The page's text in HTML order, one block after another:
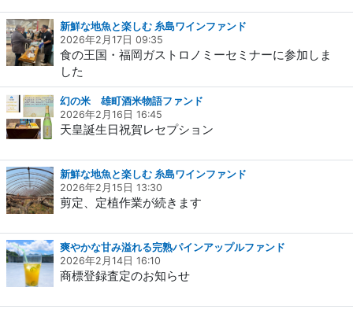
新鮮な地魚と楽しむ 糸島ワインファンド
2026年2月17日 09:35
食の王国・福岡ガストロノミーセミナーに参加しま
した
幻の米 雄町酒米物語ファンド
2026年2月16日 16:45
天皇誕生日祝賀レセプション
新鮮な地魚と楽しむ 糸島ワインファンド
2026年2月15日 13:30
剪定、定植作業が続きます
爽やかな甘み溢れる完熟パインアップルファンド
2026年2月14日 16:10
商標登録査定のお知らせ